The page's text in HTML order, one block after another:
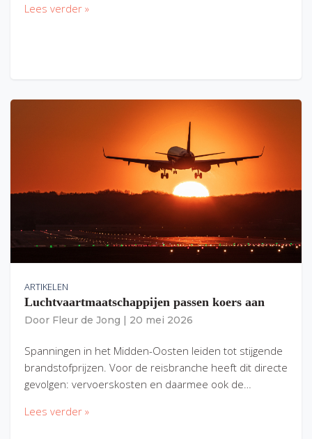
Lees verder »
ARTIKELEN
Luchtvaartmaatschappijen passen koers aan
Door Fleur de Jong 20 mei 2026
Spanningen in het Midden-Oosten leiden tot stijgende
brandstofprijzen. Voor de reisbranche heeft dit directe
gevolgen: vervoerskosten en daarmee ook de…
Lees verder »